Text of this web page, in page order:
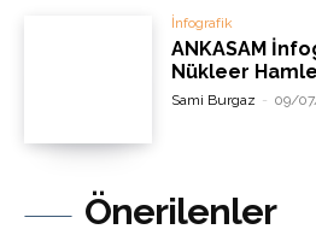
İnfografik
ANKASAM
Nükleer Hamle
Sami Burgaz - 09/
Önerilenler